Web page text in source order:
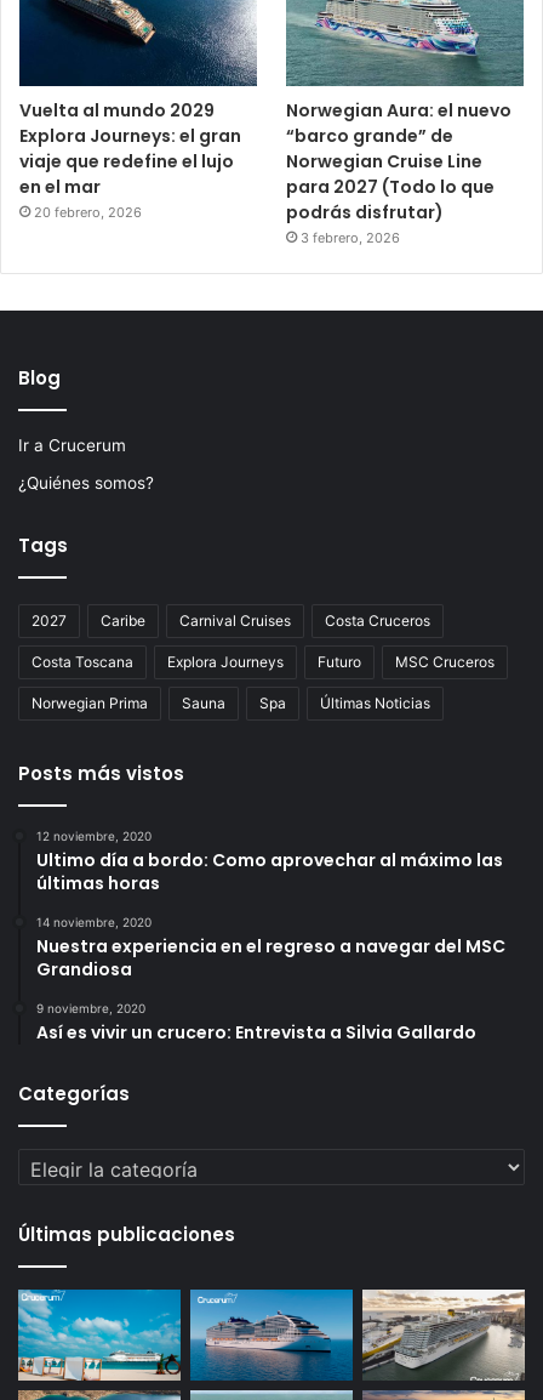
Vuelta al mundo 2029
Explora Journeys: el gran
viaje que redefine el lujo
en el mar
20 febrero, 2026
Norwegian Aura: el nuevo
“barco grande” de
Norwegian Cruise Line
para 2027 (Todo lo que
podrás disfrutar)
3 febrero, 2026
Blog
Ir a Crucerum
¿Quiénes somos?
Tags
2027 Caribe Carnival Cruises Costa Cruceros
Costa Toscana Explora Journeys Futuro MSC Cruceros
Norwegian Prima Sauna Spa Últimas Noticias
Posts más vistos
12 noviembre, 2020
Ultimo día a bordo: Como aprovechar al máximo las
últimas horas
14 noviembre, 2020
Nuestra experiencia en el regreso a navegar del MSC
Grandiosa
9 noviembre, 2020
Así es vivir un crucero: Entrevista a Silvia Gallardo
Categorías
Categorías
Últimas publicaciones